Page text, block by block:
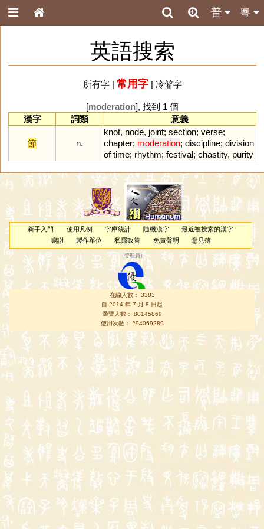
粵
普
英語搜索
所有字| 常用字| 冷僻字
[moderation], 找到 1 個
漢字
詞類 意義
節 n.
knot, node, joint; section; verse;
chapter; moderation; discipline; division
of time; rhythm; festival; chastity, purity
新手入門 使用凡例 字庫統計 隨機漢字
最近被搜索的漢字
鳴謝
製作單位 私隱政策 免責聲明 意見簿
（管理員 ）
在線人數： 3383
自 2014 年 7 月 8 日起
瀏覽人數： 80145869
使用次數： 294069289